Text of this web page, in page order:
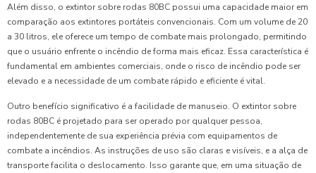
Além disso, o extintor sobre rodas 80BC possui uma capacidade maior em
comparação aos extintores portáteis convencionais. Com um volume de 20
a 30 litros, ele oferece um tempo de combate mais prolongado, permitindo
que o usuário enfrente o incêndio de forma mais eficaz. Essa característica é
fundamental em ambientes comerciais, onde o risco de incêndio pode ser
elevado e a necessidade de um combate rápido e eficiente é vital.
Outro benefício significativo é a facilidade de manuseio. O extintor sobre
rodas 80BC é projetado para ser operado por qualquer pessoa,
independentemente de sua experiência prévia com equipamentos de
combate a incêndios. As instruções de uso são claras e visíveis, e a alça de
transporte facilita o deslocamento. Isso garante que, em uma situação de